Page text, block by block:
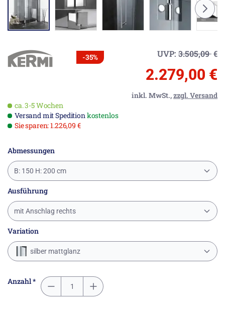
-35% UVP: 3.505,09€
2.279,00 €
inkl. MwSt.,zzgl. Versand
ca. 3-5 Wochen
Versand mit Speditionkostenlos
Sie sparen: 1.226,09 €
Abmessungen
B: 150 H: 200 cm
Ausführung
mit Anschlag rechts
Variation
silber mattglanz
Anzahl *